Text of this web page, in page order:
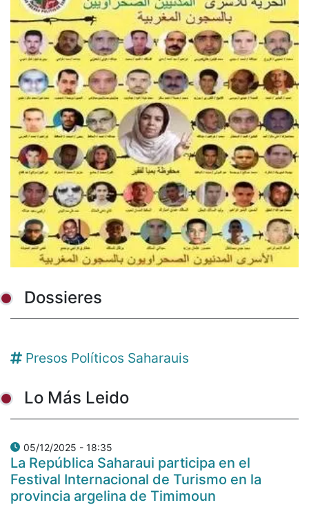
Dossieres
Presos Políticos Saharauis
Lo Más Leido
05/12/2025 - 18:35
La República Saharaui participa en el
Festival Internacional de Turismo en la
provincia argelina de Timimoun